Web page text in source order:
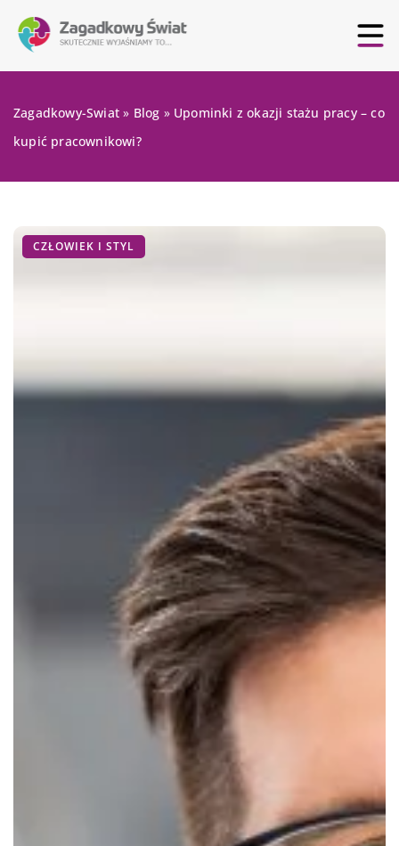
Zagadkowy-Swiat » Blog » Upominki z okazji stażu pracy – co
kupić pracownikowi?
CZŁOWIEK I STYL